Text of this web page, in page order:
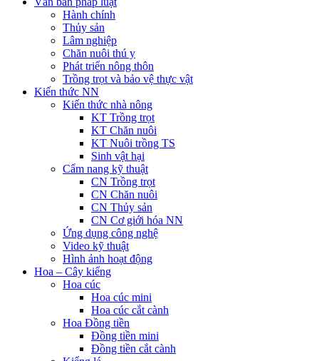
Hành chính
Thủy sản
Lâm nghiệp
Chăn nuôi thú y
Phát triển nông thôn
Trồng trọt và bảo vệ thực vật
Kiến thức NN
Kiến thức nhà nông
KT Trồng trọt
KT Chăn nuôi
KT Nuôi trồng TS
Sinh vật hại
Cẩm nang kỹ thuật
CN Trồng trọt
CN Chăn nuôi
CN Thủy sản
CN Cơ giới hóa NN
Ứng dụng công nghệ
Video kỹ thuật
Hình ảnh hoạt động
Hoa – Cây kiểng
Hoa cúc
Hoa cúc mini
Hoa cúc cắt cành
Hoa Đồng tiền
Đồng tiền mini
Đồng tiền cắt cành